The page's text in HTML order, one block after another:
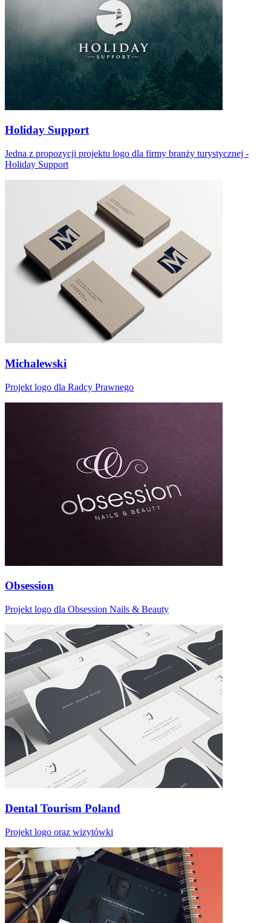
Holiday Support
Jedna z propozycji projektu logo dla firmy branży turystycznej -
Holiday Support
Michalewski
Projekt logo dla Radcy Prawnego
Obsession
Projekt logo dla Obsession Nails & Beauty
Dental Tourism Poland
Projekt logo oraz wizytówki